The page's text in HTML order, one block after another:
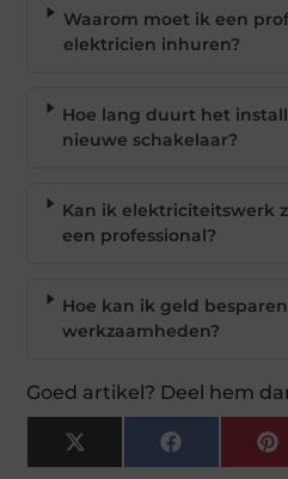
Waarom moet ik een
elektricien inhuren?
Hoe lang duurt het
nieuwe schakelaar?
Kan ik elektriciteitswerk
een professional?
Hoe kan ik geld
werkzaamheden?
Goed artikel? Deel hem
X
(Twitter)
Facebook